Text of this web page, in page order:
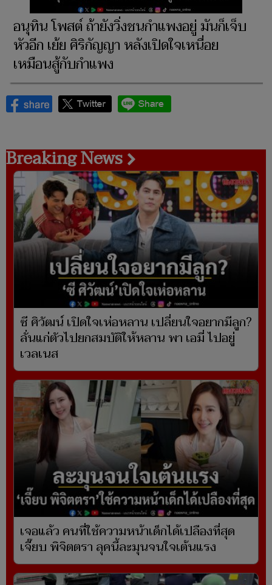
อนุทิน โพสต์ ถ้ายังวิ่งชนกำแพงอยู่ มันก็เจ็บ
หัวอีก เย้ย ศิริกัญญา หลังเปิดใจเหนื่อย
เหมือนสู้กับกำแพง
Breaking News
ซี ศิวัฒน์ เปิดใจเห่อหลาน เปลี่ยนใจอยากมีลูก?
ลั่นแก่ตัวไปยกสมบัติให้หลาน พา เอมี่ ไปอยู่
เวลเนส
เจอแล้ว คนที่ใช้ความหน้าเด็กได้เปลืองที่สุด
เจี๊ยบ พิจิตตรา ลุคนี้ละมุนจนใจเต้นแรง